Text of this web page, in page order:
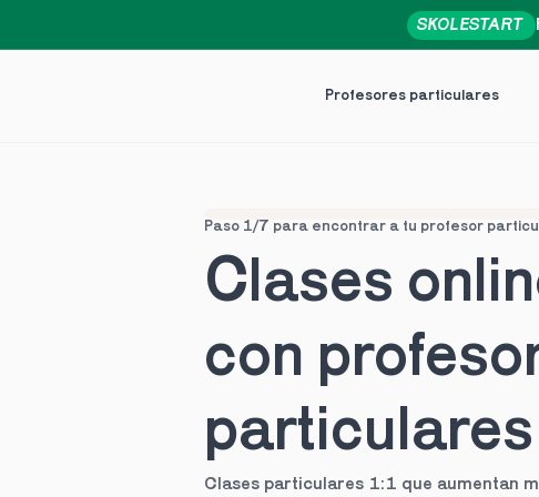
Profesores particulares
SKOLESTART
Paso 1/7 para encontrar a tu profesor
Clases
con
particulares
Clases particulares 1:1 que aumentan